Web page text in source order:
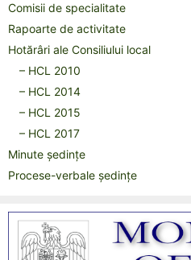
Comisii de specialitate
Rapoarte de activitate
Hotărâri ale Consiliului local
– HCL 2010
– HCL 2014
– HCL 2015
– HCL 2017
Minute ședințe
Procese-verbale ședințe